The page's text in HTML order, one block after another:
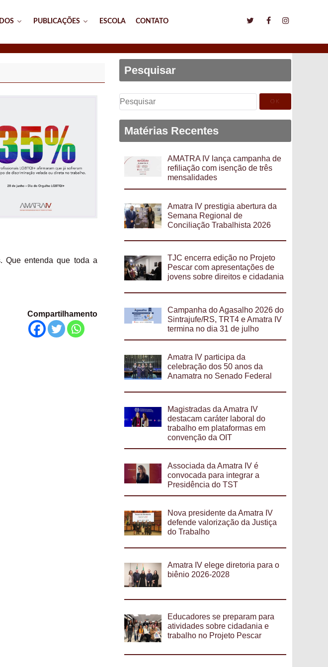
PUBLICAÇÕES ESCOLA CONTATO
Que entenda que toda a
Compartilhamento
Pesquisar
Pesquisar
por:
Matérias Recentes
AMATRA IV lança campanha de
refiliação com isenção de três
mensalidades
Amatra IV prestigia abertura da
Semana Regional de
Conciliação Trabalhista 2026
TJC encerra edição no Projeto
Pescar com apresentações de
jovens sobre direitos e cidadania
Campanha do Agasalho 2026 do
Sintrajufe/RS, TRT4 e Amatra IV
termina no dia 31 de julho
Amatra IV participa da
celebração dos 50 anos da
Anamatra no Senado Federal
Magistradas da Amatra IV
destacam caráter laboral do
trabalho em plataformas em
convenção da OIT
Associada da Amatra IV é
convocada para integrar a
Presidência do TST
Nova presidente da Amatra IV
defende valorização da Justiça
do Trabalho
Amatra IV elege diretoria para o
biênio 2026-2028
Educadores se preparam para
atividades sobre cidadania e
trabalho no Projeto Pescar